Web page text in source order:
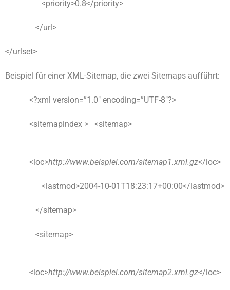
<priority>0.8</priority>
</url>
</urlset>
Beispiel für einer XML-Sitemap, die zwei Sitemaps aufführt:
<?xml version=”1.0″ encoding=”UTF-8″?>
<sitemapindex > <sitemap>
<loc>http://www.beispiel.com/sitemap1.xml.gz</loc>
<lastmod>2004-10-01T18:23:17+00:00</lastmod>
</sitemap>
<sitemap>
<loc>http://www.beispiel.com/sitemap2.xml.gz</loc>